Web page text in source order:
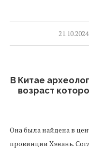
21.10.2024
В Китае
возраст
Она была найдена в
провинции Хэнань.